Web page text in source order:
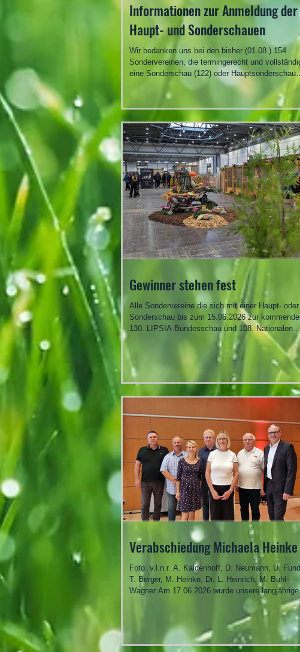
Informationen zur Anmeldung der
Haupt- und Sonderschauen
Wir bedanken uns bei den bisher (01.08.) 154
Sondervereinen, die termingerecht und
eine Sonderschau (122) oder Hauptsonderschau
(30) zur Lipsia angemeldet haben. Diese erhalten
die ausgeschriebenen Preise des Leipziger RGZV.
Das Zuchtbuch des BDRG und der VDRP haben
eine Stammschau angemeldet. Alle SV haben
Eingangsbestätigung mit weiteren wichtigen
Informationen erhalten. Bitte diese genau lesen
beachten. Nach dem 2.8.2026 angemeldete
Sonderschauen werde
Gewinner stehen fest
Alle Sondervereine die sich mit einer Haupt- oder
Sonderschau bis zum 15.06.2026 zur
130. LIPSIA-Bundesschau und 108. Nationalen
vom 04.-06.12.2026 registriert hatten, wurden bei
der Auslosung für die 3 Preise gestiftet durch die
Firma OPPRESSUS berücksichtigt. 1. Platz - 1
Werbebanner 75 cm x 400 cm PVC-Plane 4/
bedruckt - inclusive Gestaltung SV der Züchter
Japanischer Legewachteln 2. Platz - 5
4/0farbig bedruckt - inclusive Gestaltung
Verabschiedung Michaela Heinke
Foto: v.l.n.r. A. Kaldenhoff, D. Neumann, U. Funda,
T. Berger, M. Heinke, Dr. L. Heinrich, M. Buhl-
Wagner Am 17.06.2026 wurde unsere langjährige
Betreuerin vom Congress Center Leipzig
Heinke in den beruflichen Ruhestand
verabschiedet. Dazu waren wir vom Leipziger
RGZV als einzige externe Gäste neben eine
Zahl von Mitarbeitern des CCL und der Leipziger